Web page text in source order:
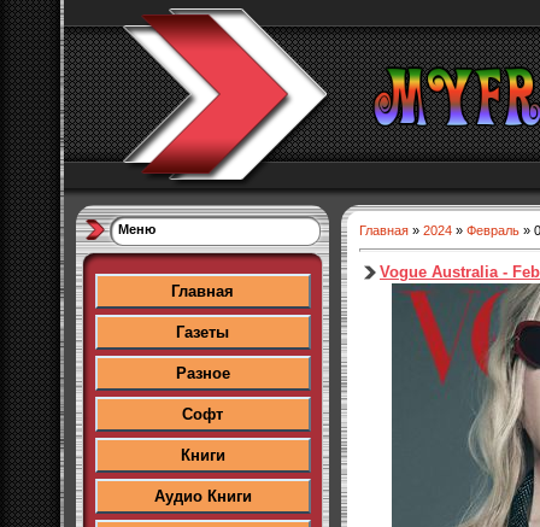
Меню
Главная
Газеты
Разное
Софт
Книги
Аудио Книги
Главная » 2024 » Февраль »
Vogue Australia -